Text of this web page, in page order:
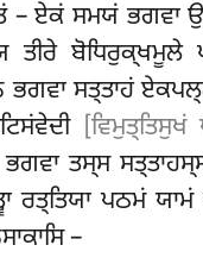
– ਏਕਂ ਸਮਯਂ ਭਗਵਾ
ਤੀਰੇ ਬੋਧਿਰੁਕ੍ਖਮੂਲੇ
ਸਤ੍ਤਾਹਂ
[ਵਿਮੁਤ੍ਤਿਸੁਖਂ
ਤਸ੍ਸ
ਰਤ੍ਤਿਯਾ ਪਠਮਂ
–